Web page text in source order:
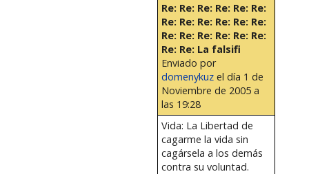
Re: Re: Re: Re: Re: Re:
Re: Re: Re: Re: Re: Re:
Re: Re: Re: Re: Re: Re:
Re: Re: La falsifi
Enviado por
domenykuzel día 1 de
Noviembre de 2005 a
las 19:28
Vida: La Libertad de
cagarme la vida sin
cagársela a los demás
contra su voluntad.